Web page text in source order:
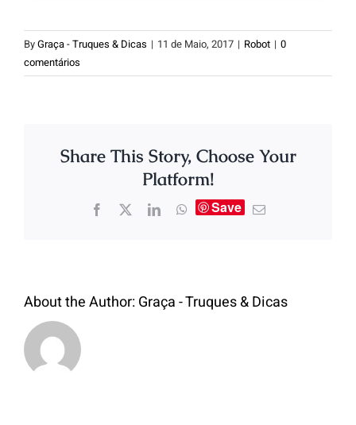
ByGraça - Truques & Dicas | 11 de Maio, 2017 | Robot | 0
comentários
Share This Story, Choose Your
Platform!
Save
About the Author:Graça - Truques & Dicas